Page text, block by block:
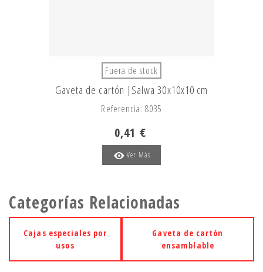
Fuera de stock
Gaveta de cartón |Salwa 30x10x10 cm
Referencia: 8035
0,41 €
Ver Más
Categorías Relacionadas
Cajas especiales por
usos
Gaveta de cartón
ensamblable